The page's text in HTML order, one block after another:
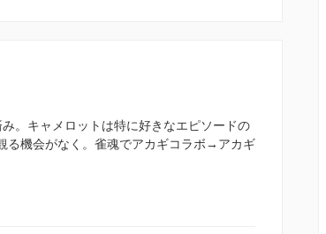
。キャメロットは特に好きなエピソードの
る機会がなく。雀魂でアカギコラボ→アカギ